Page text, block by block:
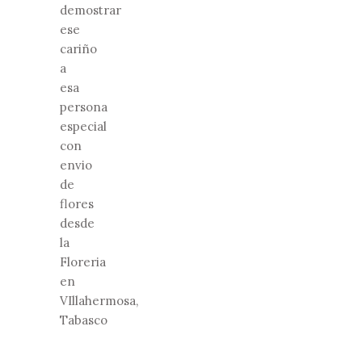
demostrar
ese
cariño
a
esa
persona
especial
con
envio
de
flores
desde
la
Floreria
en
VIllahermosa,
Tabasco